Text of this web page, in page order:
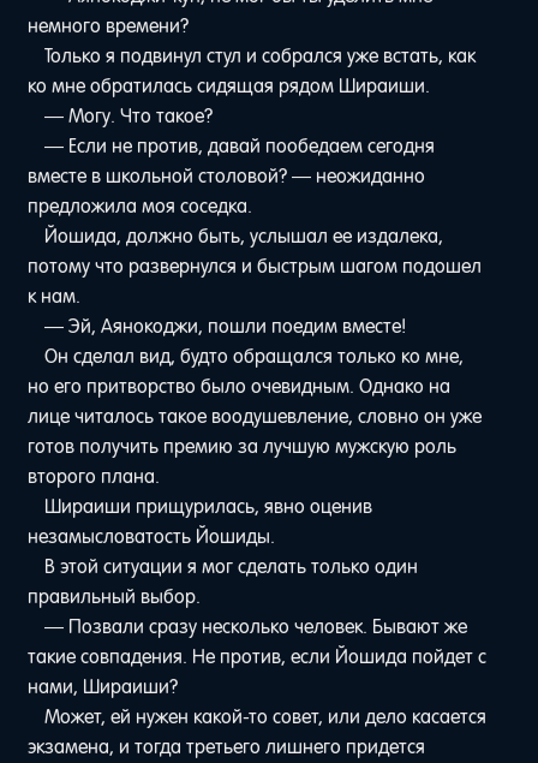
немного времени?
Только я подвинул стул и собрался уже встать, как
ко мне обратилась сидящая рядом Шираиши.
— Могу. Что такое?
— Если не против, давай пообедаем сегодня
вместе в школьной столовой? — неожиданно
предложила моя соседка.
Йошида, должно быть, услышал ее издалека,
потому что развернулся и быстрым шагом подошел
к нам.
— Эй, Аянокоджи, пошли поедим вместе!
Он сделал вид, будто обращался только ко мне,
но его притворство было очевидным. Однако на
лице читалось такое воодушевление, словно он уже
готов получить премию за лучшую мужскую роль
второго плана.
Шираиши прищурилась, явно оценив
незамысловатость Йошиды.
В этой ситуации я мог сделать только один
правильный выбор.
— Позвали сразу несколько человек. Бывают же
такие совпадения. Не против, если Йошида пойдет с
нами, Шираиши?
Может, ей нужен какой-то совет, или дело касается
экзамена, и тогда третьего лишнего придется